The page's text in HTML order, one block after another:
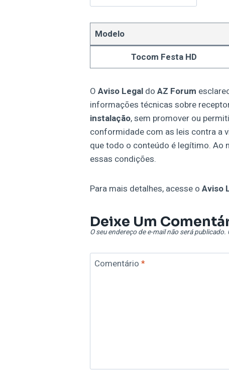
Modelo
Tocom Festa HD
O Aviso Legal do AZ Forum
informações técnicas sobre
instalação, sem promover ou
conformidade com as leis contra a
que todo o conteúdo é legítimo. Ao
essas condições.
Para mais detalhes, acesse o Aviso
Deixe Um
O seu endereço de e-mail não será publicado.
Comentário *